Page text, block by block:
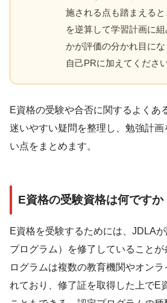
施される点も踏まえる
を逆算して学習計画に
かが評価の分かれ目に
自己PRに加えてください
E資格の受験や合否に関するよくあ
迷いやすい疑問を整理し、勉強計
い点をまとめます。
E資格の受験資格は何ですか
E資格を受験するためには、JDLA
プログラム）を修了していること
ログラムは複数の教育機関やオン
れており、修了証を取得した上でE